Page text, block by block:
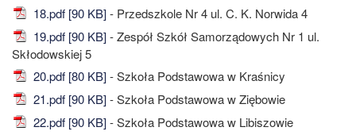
18.pdf [90 KB]- Przedszkole Nr 4 ul. C. K. Norwida 4
19.pdf [90 KB]- Zespół Szkół Samorządowych Nr 1 ul.
Skłodowskiej 5
20.pdf [80 KB]- Szkoła Podstawowa w Kraśnicy
21.pdf [90 KB]- Szkoła Podstawowa w Ziębowie
22.pdf [90 KB]- Szkoła Podstawowa w Libiszowie